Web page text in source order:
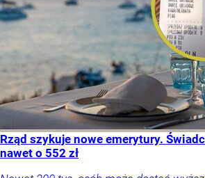
Rząd szykuje nowe emerytury.
nawet o 552 zł